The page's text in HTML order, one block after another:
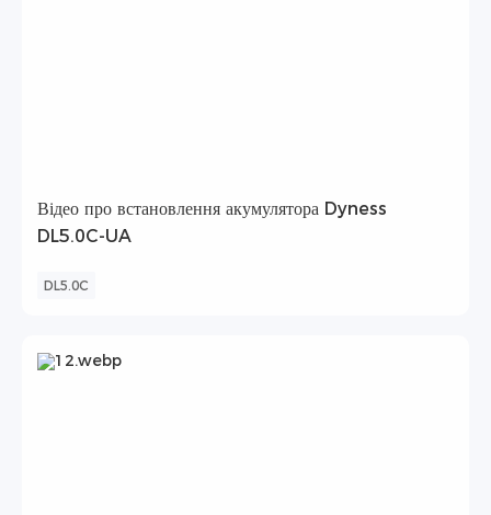
Відео про встановлення акумулятора Dyness
DL5.0C-UA
DL5.0C